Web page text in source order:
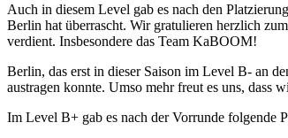
Auch in diesem Level gab es nach den
Berlin hat überrascht. Wir gratulieren herzlich
verdient. Insbesondere das Team KaBOOM!
Berlin, das erst in dieser Saison im Level B- an
austragen konnte. Umso mehr freut es uns, dass
Im Level B+ gab es nach der Vorrunde folgende